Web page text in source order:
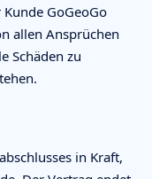
GoGeoGo
allen Ansprüchen
Schäden zu
in Kraft,